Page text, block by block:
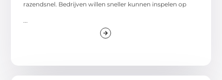
razendsnel. Bedrijven willen sneller kunnen inspelen op